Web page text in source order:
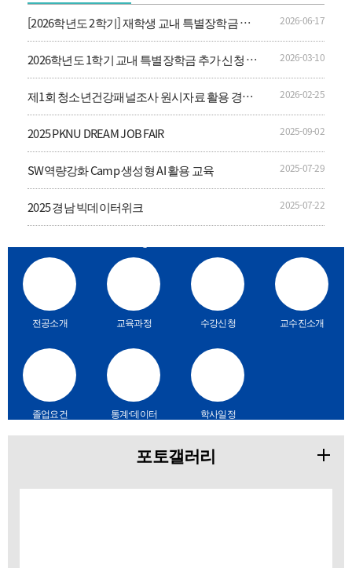
[2026학년도 2학기] 재학생 교내 특별장학금 신
청 안내
2026-06-17
2026학년도 1학기 교내 특별장학금 추가 신청 안
내
2026-03-10
제1회 청소년건강패널조사 원시자료 활용 경진
대회 및 학술행사
2026-02-25
2025 PKNU DREAM JOB FAIR 2025-09-02
SW역량강화 Camp 생성형 AI 활용 교육 2025-07-29
2025 경남 빅데이터위크 2025-07-22
전공소개 교육과정 수강신청 교수진소개
졸업요건
통계·데이터
학사일정
포토갤러리